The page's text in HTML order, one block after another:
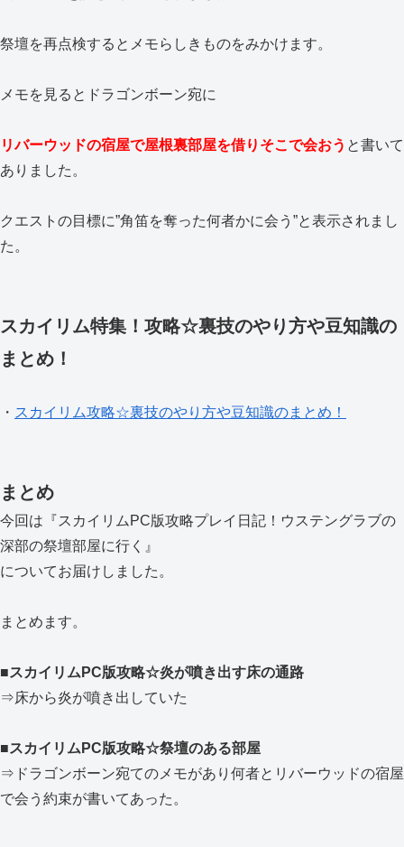
祭壇を再点検するとメモらしきものをみかけます。
メモを見るとドラゴンボーン宛に
リバーウッドの宿屋で屋根裏部屋を借りそこで会おう と書いて
ありました。
クエストの目標に”角笛を奪った何者かに会う”と表示されまし
た。
スカイリム特集！攻略☆裏技のやり方や豆知識の
まとめ！
・ スカイリム攻略☆裏技のやり方や豆知識のまとめ！
まとめ
今回は『スカイリムPC版攻略プレイ日記！ウステングラブの
深部の祭壇部屋に行く』
についてお届けしました。
まとめます。
■スカイリムPC版攻略☆炎が噴き出す床の通路
⇒床から炎が噴き出していた
■スカイリムPC版攻略☆祭壇のある部屋
⇒ドラゴンボーン宛てのメモがあり何者とリバーウッドの宿屋
で会う約束が書いてあった。